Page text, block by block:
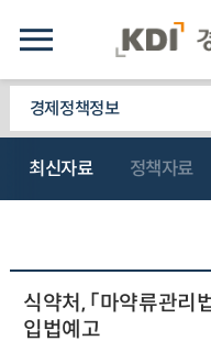
경제정책정보
최신자료 정책자료
식약처, 「마약류관리
입법예고